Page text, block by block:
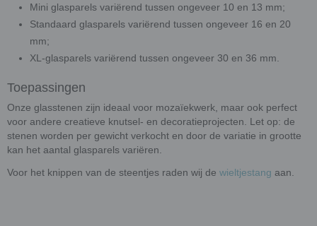
Mini glasparels variërend tussen ongeveer 10 en 13 mm;
Standaard glasparels variërend tussen ongeveer 16 en 20
mm;
XL-glasparels variërend tussen ongeveer 30 en 36 mm.
Toepassingen
Onze glasstenen zijn ideaal voor mozaïekwerk, maar ook perfect
voor andere creatieve knutsel- en decoratieprojecten. Let op: de
stenen worden per gewicht verkocht en door de variatie in grootte
kan het aantal glasparels variëren.
Voor het knippen van de steentjes raden wij de wieltjestang aan.